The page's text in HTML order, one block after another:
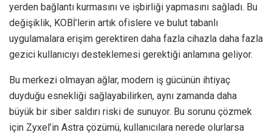
yerden bağlantı kurmasını ve işbirliği yapmasını sağladı. Bu
değişiklik, KOBİ’lerin artık ofislere ve bulut tabanlı
uygulamalara erişim gerektiren daha fazla cihazla daha fazla
gezici kullanıcıyı desteklemesi gerektiği anlamına geliyor.
Bu merkezi olmayan ağlar, modern iş gücünün ihtiyaç
duyduğu esnekliği sağlayabilirken, aynı zamanda daha
büyük bir siber saldırı riski de sunuyor. Bu sorunu çözmek
için Zyxel’in Astra çözümü, kullanıcılara nerede olurlarsa